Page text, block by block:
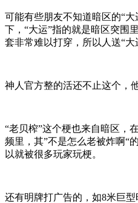
可能有些朋友不知道暗区的“
下，“大运”指的就是暗区突围
套非常难以打穿，所以人送“大
神人官方整的活还不止这个，
“老贝榨”这个梗也来自暗区，
频里，其”不是怎么老被炸啊“
以就被很多玩家玩梗。
还有明牌打广告的，如8米巨型